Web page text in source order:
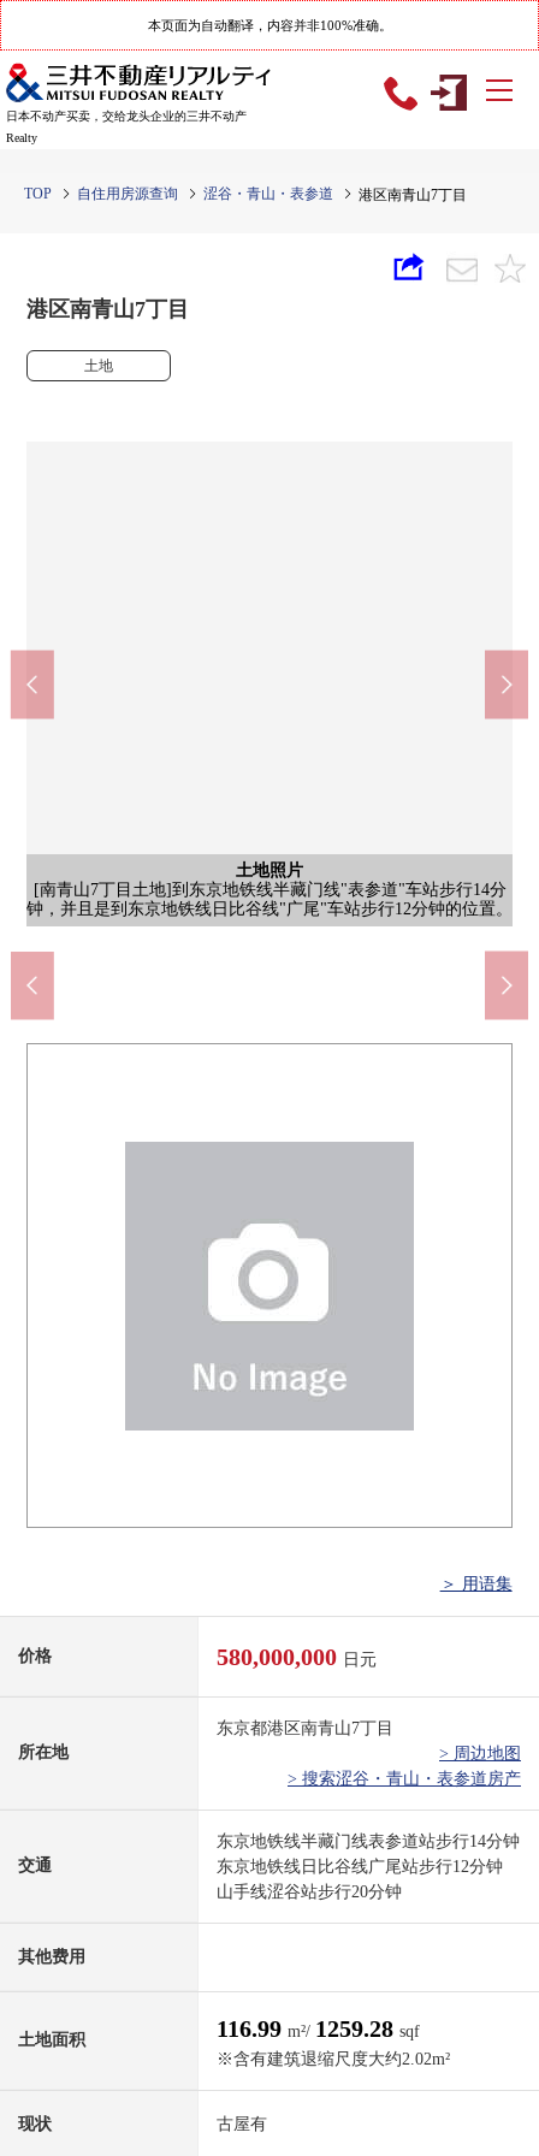
本页面为自动翻译，内容并非100%准确。
日本不动产买卖，交给龙头企业的三井不动产
Realty
TOP 自住用房源查询 涩谷・青山・表参道 港区南青山7丁目
港区南青山7丁目
土地
土地照片
[南青山7丁目土地]到东京地铁线半藏门线"表参道"车站步行14分
钟，并且是到东京地铁线日比谷线"广尾"车站步行12分钟的位置。
土地照片
[南青山7丁目土地]到东京地铁线半藏门线"表参道"车站步行14分
钟，并且是到东京地铁线日比谷线"广尾"车站步行12分钟的位置。
土地照片
[南青山7丁目土地]到东京地铁线半藏门线"表参道"车站步行14分
钟，并且是到东京地铁线日比谷线"广尾"车站步行12分钟的位置。
含有前面道路的外观
[含有前面道路的当地照片]前面道路被漂亮地铺，甚至自行车以及
婴儿车好像能顺利行驶。
含有前面道路的外观
[前面道路是住宅用和公路接触的位置在含有的当地照片前面在周
围建起来，排列的街景。]
土地照片
[含有前面道路的当地照片]请一定在当地确认阳光以及周边环境。
等候咨询。
Maruetsu微型南青山7丁目店(约345m)
步行5分钟。营业时间是从9:00到22:00。在好的距离在微小的购物
有。
7-Eleven港区南青山7丁目商店(约120m)
步行2分钟。24小时营业。有香烟以及酒类的处理。是容易把饭后
的甜点的采购换成的距离。
＞ 用语集
价格 580,000,000 日元
所在地
东京都港区南青山7丁目
> 周边地图
> 搜索涩谷・青山・表参道房产
交通
东京地铁线半藏门线表参道站步行14分钟
东京地铁线日比谷线广尾站步行12分钟
山手线涩谷站步行20分钟
其他费用
土地面积 116.99 m²/ 1259.28 sqf
※含有建筑退缩尺度大约2.02m²
现状 古屋有